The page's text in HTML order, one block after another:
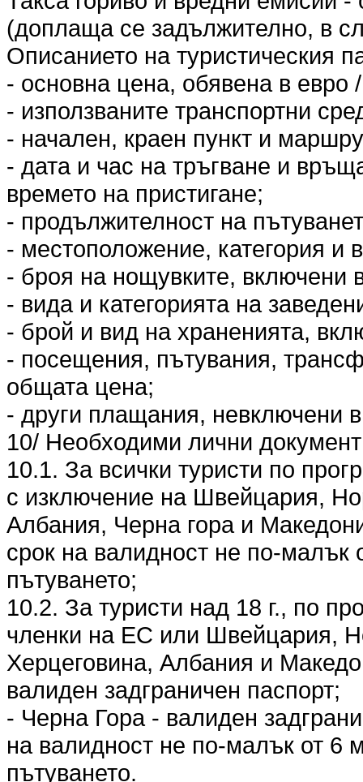
(доплаща се задължително, в
Описанието на туристическия
- основна цена, обявена в евро
- използваните транспортни
- начален, краен пункт и
- дата и час на тръгване и
времето на пристигане;
- продължителност на
- местоположение, категория и
- броя на нощувките, включени
- вида и категорията на
- брой и вид на храненията,
- посещения, пътувания,
общата цена;
- други плащания, невключени
10/ Необходими лични
10.1. За всички туристи по
с изключение на Швейцария,
Албания, Черна гора и
срок на валидност не по-
пътуването;
10.2. За туристи над 18 г., по
членки на ЕС или Швейцария,
Херцеговина, Албания и
валиден задграничен паспорт;
- Черна Гора - валиден
на валидност не по-малък от 6
пътуването.